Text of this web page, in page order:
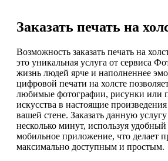
Заказать печать на
Возможность заказать печать на
это уникальная услуга от сервиса
жизнь людей ярче и наполненнее
цифровой печати на холсте
любимые фотографии, рисунки или
искусства в настоящие
вашей стене. Заказать данную
несколько минут, используя
мобильное приложение, что делает
максимально доступным и простым.